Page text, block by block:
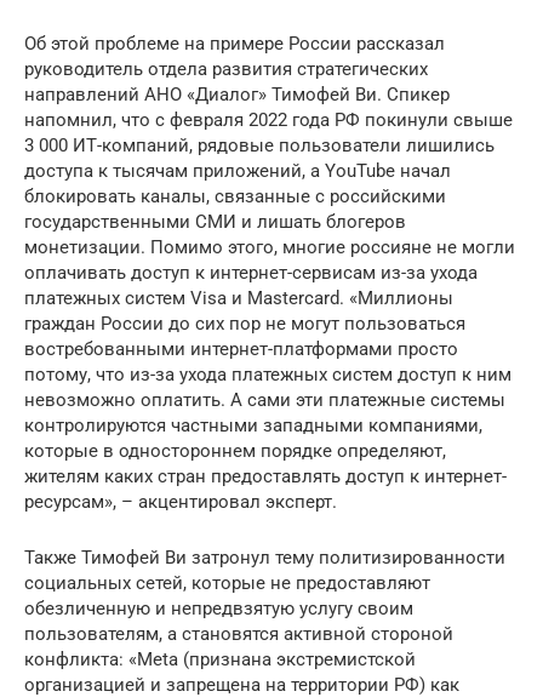
Об этой проблеме на примере России рассказал
руководитель отдела развития стратегических
направлений АНО «Диалог» Тимофей Ви. Спикер
напомнил, что с февраля 2022 года РФ покинули свыше
3 000 ИТ-компаний, рядовые пользователи лишились
доступа к тысячам приложений, а YouTube начал
блокировать каналы, связанные с российскими
государственными СМИ и лишать блогеров
монетизации. Помимо этого, многие россияне не могли
оплачивать доступ к интернет-сервисам из-за ухода
платежных систем Visa и Mastercard. «Миллионы
граждан России до сих пор не могут пользоваться
востребованными интернет-платформами просто
потому, что из-за ухода платежных систем доступ к ним
невозможно оплатить. А сами эти платежные системы
контролируются частными западными компаниями,
которые в одностороннем порядке определяют,
жителям каких стран предоставлять доступ к интернет-
ресурсам», – акцентировал эксперт.
Также Тимофей Ви затронул тему политизированности
социальных сетей, которые не предоставляют
обезличенную и непредвзятую услугу своим
пользователям, а становятся активной стороной
конфликта: «Meta (признана экстремистской
организацией и запрещена на территории РФ) как